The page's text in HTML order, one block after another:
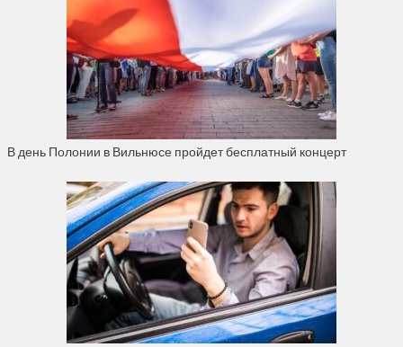
В день Полонии в Вильнюсе пройдет бесплатный концерт